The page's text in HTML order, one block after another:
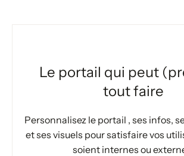
Le portail qui peut
tout faire
Personnalisez le portail , ses infos,
et ses visuels pour satisfaire vos
soient internes ou